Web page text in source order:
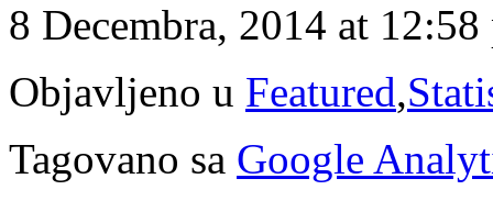
8 Decembra, 2014 at 12:58
Objavljeno u Featured,
Tagovano sa Google